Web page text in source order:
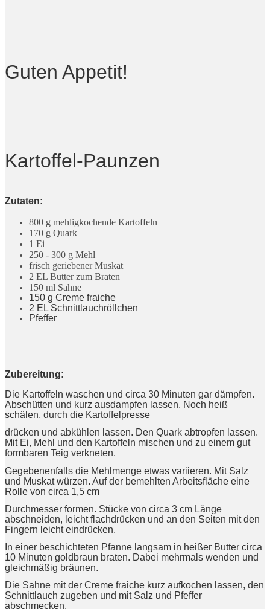
Guten Appetit!
Kartoffel-Paunzen
Zutaten:
800 g mehligkochende Kartoffeln
170 g Quark
1 Ei
250 - 300 g Mehl
frisch geriebener Muskat
2 EL Butter zum Braten
150 ml Sahne
150 g Creme fraiche
2 EL Schnittlauchröllchen
Pfeffer
Zubereitung:
Die Kartoffeln waschen und circa 30 Minuten gar dämpfen.
Abschütten und kurz ausdampfen lassen. Noch heiß
schälen, durch die Kartoffelpresse
drücken und abkühlen lassen. Den Quark abtropfen lassen.
Mit Ei, Mehl und den Kartoffeln mischen und zu einem gut
formbaren Teig verkneten.
Gegebenenfalls die Mehlmenge etwas variieren. Mit Salz
und Muskat würzen. Auf der bemehlten Arbeitsfläche eine
Rolle von circa 1,5 cm
Durchmesser formen. Stücke von circa 3 cm Länge
abschneiden, leicht flachdrücken und an den Seiten mit den
Fingern leicht eindrücken.
In einer beschichteten Pfanne langsam in heißer Butter circa
10 Minuten goldbraun braten. Dabei mehrmals wenden und
gleichmäßig bräunen.
Die Sahne mit der Creme fraiche kurz aufkochen lassen, den
Schnittlauch zugeben und mit Salz und Pfeffer
abschmecken.